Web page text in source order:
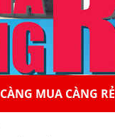
CÀNG MUA CÀNG RẺ